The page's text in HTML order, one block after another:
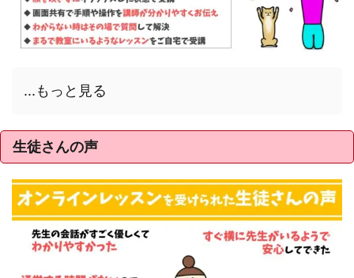
...もっと見る
生徒さんの声